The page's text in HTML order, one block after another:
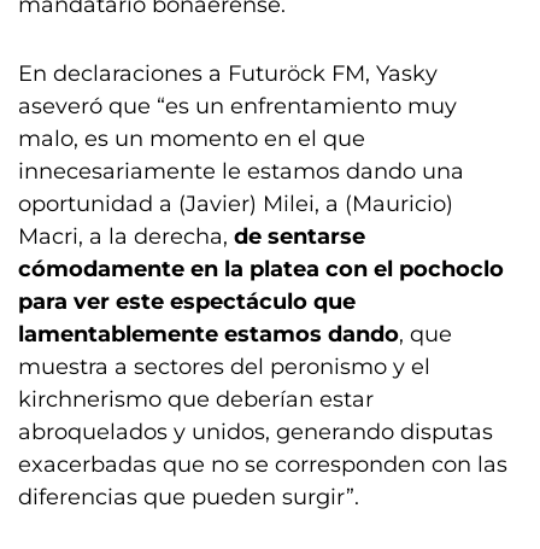
En declaraciones a Futuröck FM, Yasky
aseveró que “es un enfrentamiento muy
malo, es un momento en el que
innecesariamente le estamos dando una
oportunidad a (Javier) Milei, a (Mauricio)
Macri, a la derecha, de sentarse
cómodamente en la platea con el pochoclo
para ver este espectáculo que
lamentablemente estamos dando, que
muestra a sectores del peronismo y el
kirchnerismo que deberían estar
abroquelados y unidos, generando disputas
exacerbadas que no se corresponden con las
diferencias que pueden surgir”.